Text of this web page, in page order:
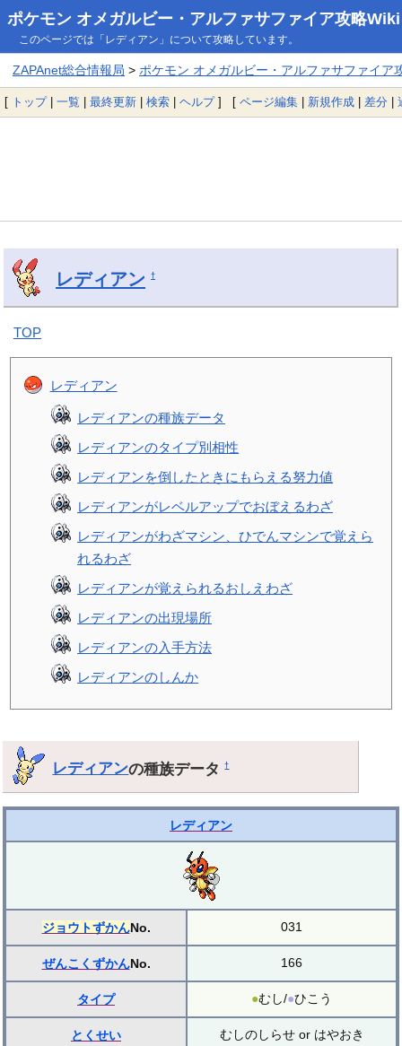
ポケモン オメガルビー・アルファサファイア攻略Wiki
このページでは「レディアン」について攻略しています。
ZAPAnet総合情報局 > ポケモン オメガルビー・アルファサファイア
[ トップ| 一覧 | 最終更新 | 検索 | ヘルプ] [ ページ編集 | 新規作成 | 差分 |
レディアン †
TOP
レディアン
レディアンの種族データ
レディアンのタイプ別相性
レディアンを倒したときにもらえる努力値
レディアンがレベルアップでおぼえるわざ
レディアンがわざマシン、ひでんマシンで覚えら
れるわざ
レディアンが覚えられるおしえわざ
レディアンの出現場所
レディアンの入手方法
レディアンのしんか
レディアンの種族データ†
レディアン
ジョウトずかんNo. 031
ぜんこくずかんNo. 166
タイプ ●むし/●ひこう
とくせい むしのしらせ or はやおき